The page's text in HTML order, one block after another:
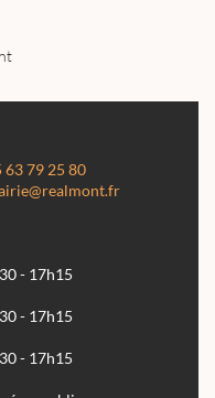
63 79 25 80
- 17h15
- 17h15
- 17h15